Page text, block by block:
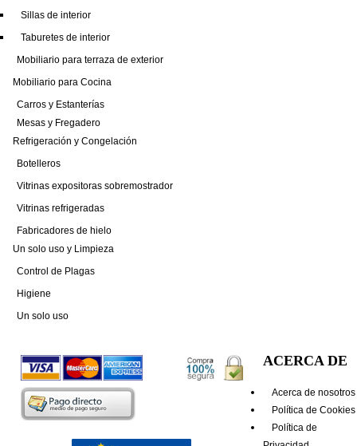
Sillas de interior
Taburetes de interior
Mobiliario para terraza de exterior
Mobiliario para Cocina
Carros y Estanterías
Mesas y Fregadero
Refrigeración y Congelación
Botelleros
Vitrinas expositoras sobremostrador
Vitrinas refrigeradas
Fabricadores de hielo
Un solo uso y Limpieza
Control de Plagas
Higiene
Un solo uso
ACERCA DE
Acerca de nosotros
Política de Cookies
Política de